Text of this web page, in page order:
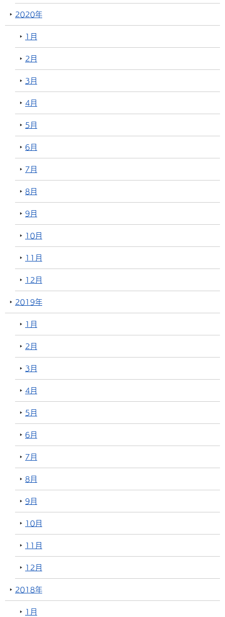
2020年
1月
2月
3月
4月
5月
6月
7月
8月
9月
10月
11月
12月
2019年
1月
2月
3月
4月
5月
6月
7月
8月
9月
10月
11月
12月
2018年
1月